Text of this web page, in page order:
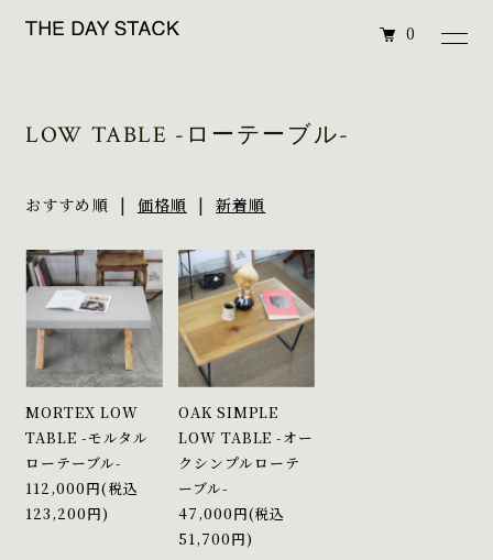
0
LOW TABLE -ローテーブル-
おすすめ順 | 価格順 |新着順
MORTEX LOW
TABLE -モルタル
ローテーブル-
112,000円(税込
123,200円)
OAK SIMPLE
LOW TABLE -オー
クシンプルローテ
ーブル-
47,000円(税込
51,700円)